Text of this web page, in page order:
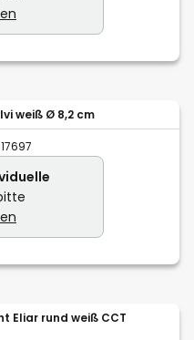
weiß Ø 8,2 cm
Eliar rund weiß CCT